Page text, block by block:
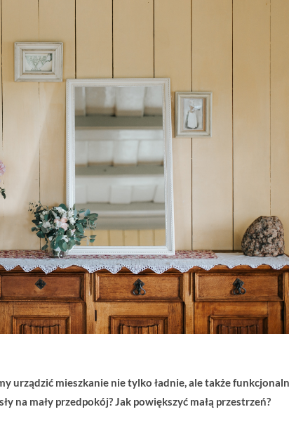
urządzić mieszkanie nie tylko ładnie, ale także
na mały przedpokój? Jak powiększyć małą przestrzeń?